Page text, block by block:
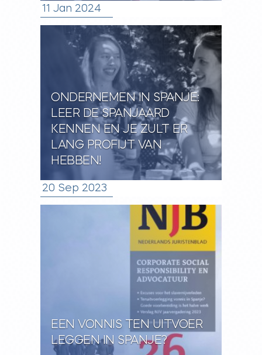
11 Jan 2024
ONDERNEMEN IN SPANJE:
LEER DE SPANJAARD
KENNEN EN JE ZULT ER
LANG PROFIJT VAN
HEBBEN!
20 Sep 2023
EEN VONNIS TEN UITVOER
LEGGEN IN SPANJE?